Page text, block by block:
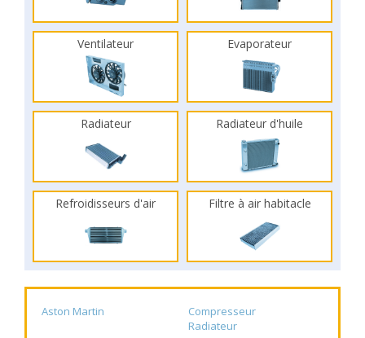
Ventilateur Evaporateur
Radiateur Radiateur d'huile
Refroidisseurs d'air Filtre à air habitacle
Aston Martin
Compresseur
Radiateur